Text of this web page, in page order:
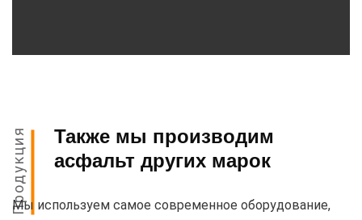
Продукция
Также мы производим
асфальт других марок
Мы используем самое современное оборудование,